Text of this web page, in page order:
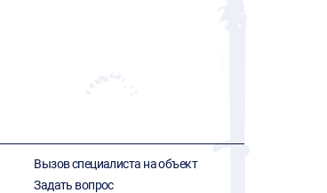
Вызов специалиста на объект
Задать вопрос